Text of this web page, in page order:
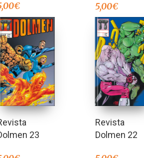
€ 5,00€
23
Revista
Dolmen 22